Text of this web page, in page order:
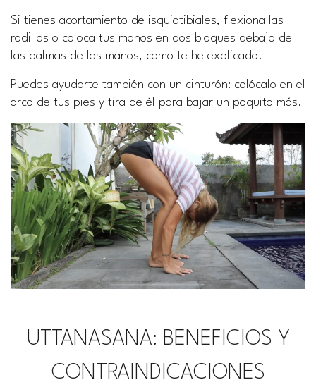
Si tienes acortamiento de isquiotibiales, flexiona las
rodillas o coloca tus manos en dos bloques debajo de
las palmas de las manos, como te he explicado.
Puedes ayudarte también con un cinturón: colócalo en el
arco de tus pies y tira de él para bajar un poquito más.
UTTANASANA: BENEFICIOS Y
CONTRAINDICACIONES